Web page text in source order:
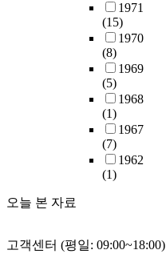
1971
(15)
1970
(8)
1969
(5)
1968
(1)
1967
(7)
1962
(1)
오늘 본 자료
고객센터 (평일: 09:00~18:00)